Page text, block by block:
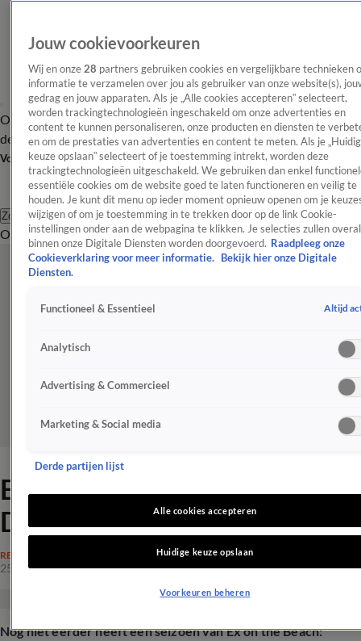
OverzichtAfleveringen Entertainment TV Algemeen
Tip
de redactieNieuwsbrief
Volg Shownieuws
Zoeken
OverzichtEntertainmentSpraakmakendRealityCrimeVideo's
Ex on the Beach: Double
Dutch gigantisch onder vuur
REALITY
25 juni 2025, 11:29
Nog niet eerder heeft een seizoen van Ex on the Beach:
Jouw cookievoorkeuren
Wij en onze 28 partners gebruiken cookies en vergelijkbare technieken
informatie te verzamelen over jou als gebruiker van onze website(s),
gedrag en jouw apparaten. Als je „Alle cookies accepteren” selecteert,
worden trackingtechnologieën ingeschakeld om onze advertenties en
content te kunnen personaliseren, onze producten en diensten te
en om de prestaties van advertenties en content te meten. Als je
keuze opslaan” selecteert of je toestemming intrekt, worden deze
trackingtechnologieën uitgeschakeld. We gebruiken dan enkel
essentiële cookies om de website goed te laten functioneren en veilig te
houden. Je kunt dit menu op ieder moment opnieuw openen om je
wijzigen of om je toestemming in te trekken door op de link Cookie-
instellingen onder aan de webpagina te klikken. Je selecties zullen overal
binnen onze Digitale Diensten worden doorgevoerd. Raadpleeg onze
Cookieverklaring voor meer informatie.
Bekijk hier onze Digitale
Diensten.
Functioneel & Essentieel Altijd
Analytisch
Advertising & Commercieel
Marketing & Social media
Derde partijen lijst
Alle cookies accepteren
Huidige keuze opslaan
Voorkeuren beheren